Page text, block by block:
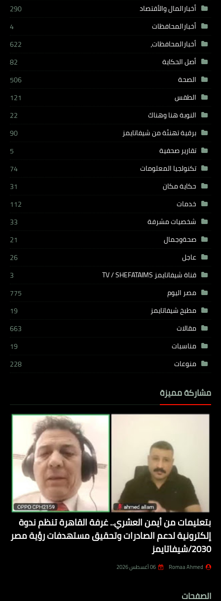
أخبارالمال والأقتصاد
290
أخبارالمحافظات
4
أخبارالمحافظات،
622
أصل الحكاية
82
الصحة
506
الطقس
121
النوبة هنا وهناك
22
برقية تهنئة من شيفاتايمز
90
تقارير صحفية
5
تكنولجيا المعلومات
74
حكاية مكان
31
خدمات
112
شخصيات مشرفة
33
صحةوجمال
21
عاجل
26
قناة شيفاتايمز TV / SHEFATAIMS
3
مصر اليوم
775
مطبخ شيفاتايمز
19
مقالات
663
مناسبات
19
منوعات
228
مشاركة مميزة
بتعليمات من أيمن العشري.. غرفة القاهرة تنظم ندوة
إلكترونية لدعم الصادرات وتحقيق مستهدفات رؤية مصر
2030/شيفاتايمز
Romaa Ahmed 06 أغسطس 2026
الصفحات